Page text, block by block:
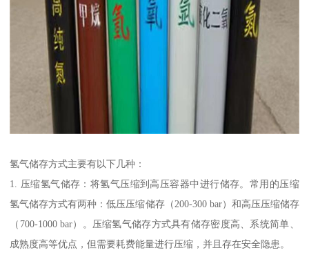
氢气储存方式主要有以下几种：
1. 压缩氢气储存：将氢气压缩到高压容器中进行储存。常用的压缩
氢气储存方式有两种：低压压缩储存（200-300 bar）和高压压缩储存
（700-1000 bar）。压缩氢气储存方式具有储存密度高、系统简单、
成熟度高等优点，但需要耗费能量进行压缩，并且存在安全隐患。